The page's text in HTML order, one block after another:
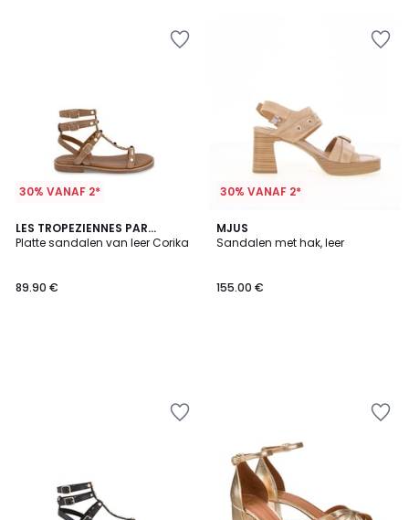
30% VANAF 2*
LES TROPEZIENNES PAR
M.BELARBI
Platte sandalen van leer Corika
89.90 €
30% VANAF 2*
MJUS
Sandalen met hak, leer
155.00 €